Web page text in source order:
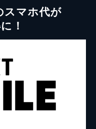
スマホ代が
！